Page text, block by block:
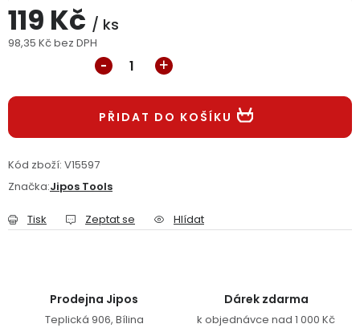
Reklamační formulář
Obchodní podmínky Reklamační řád
Podmínky ochrany osobních údajů
119 Kč / ks
98,35 Kč bez DPH
PŘIDAT DO KOŠÍKU
Kód zboží: V15597
Značka:Jipos Tools
Tisk Zeptat se Hlídat
Prodejna Jipos
Teplická 906, Bílina
Dárek zdarma
k objednávce nad 1 000 Kč